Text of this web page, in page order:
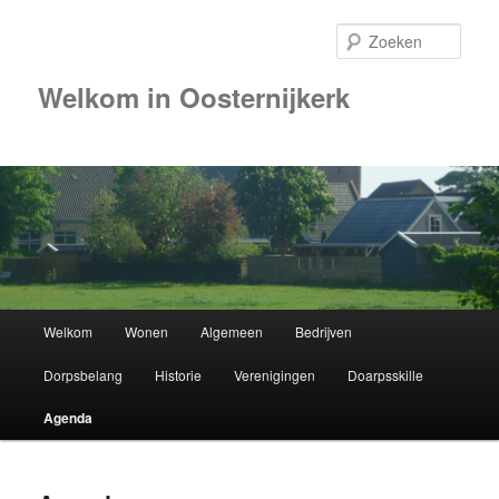
Welkom in Oosternijkerk
Spring
naar
de
Welkom Wonen Algemeen Bedrijven
Dorpsbelang Historie Verenigingen Doarpsskille
Agenda